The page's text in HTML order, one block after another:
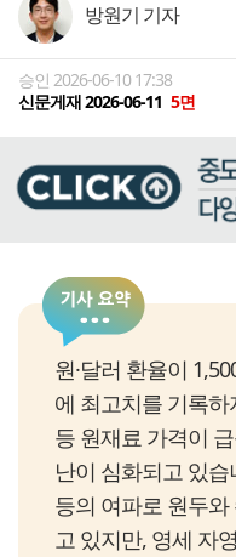
방원기 기자
승인 2026-06-10 17:38
신문게재 2026-06-11 5면
원·달러 환율이
에 최고치를 기록
등 원재료 가격이
난이 심화되고 있
등의 여파로 원두
고 있지만, 영세 자